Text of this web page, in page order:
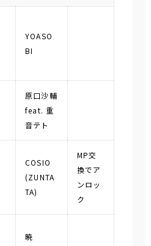
YOASO
BI
原口沙輔
feat. 重
音テト
COSIO
(ZUNTA
TA)
MP交
換でア
ンロッ
ク
暁